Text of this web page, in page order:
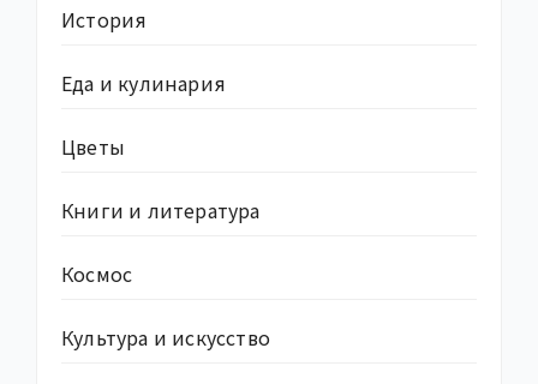
История
Еда и кулинария
Цветы
Книги и литература
Космос
Культура и искусство